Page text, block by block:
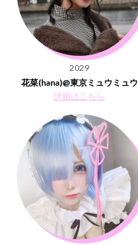
2029
花菜(hana)@東京ミュウミュウ
詳細はこちら